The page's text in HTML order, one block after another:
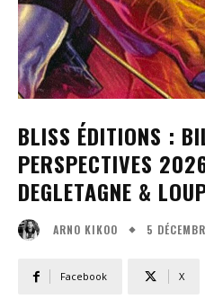
BLISS ÉDITIONS :
PERSPECTIVES
DEGLETAGNE &
ARNO KIKOO 5
Facebook X